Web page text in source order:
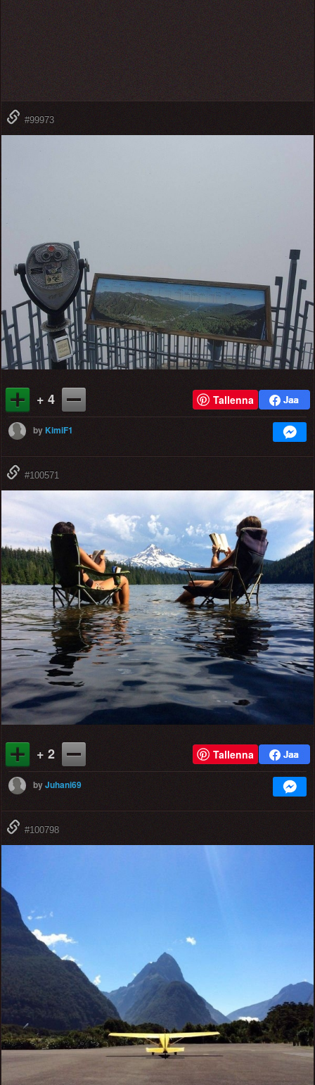
#99973
+ 4 Tallenna
byKimiF1
#100571
+ 2 Tallenna
byJuhani69
#100798